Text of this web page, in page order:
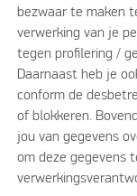
bezwaar te maken
verwerking van je
tegen profilering /
Daarnaast heb je
conform de
of blokkeren.
jou van gegevens
om deze gegevens